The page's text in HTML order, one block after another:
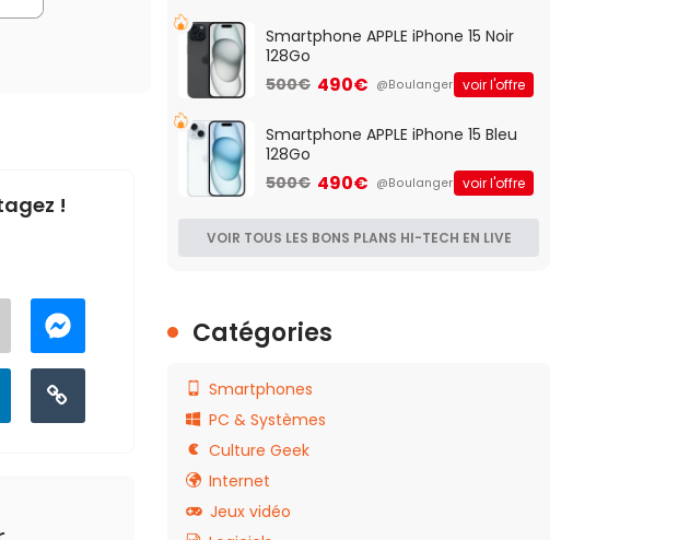
!
Smartphone APPLE iPhone 15 Noir
128Go
500€ 490€ @Boulanger voir l'offre
Smartphone APPLE iPhone 15 Bleu
128Go
500€ 490€ @Boulanger voir l'offre
VOIR TOUS LES BONS PLANS HI-TECH EN LIVE
Catégories
Smartphones
PC & Systèmes
Culture Geek
Internet
Jeux vidéo